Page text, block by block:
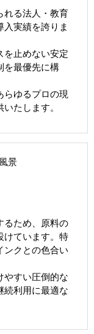
れる法人・教育
実績を誇りま
を止めない安定
を最優先に構
らゆるプロの現
たします。
るため、原料の
けています。特
ンクとの色合い
やすい圧倒的な
続利用に最適な